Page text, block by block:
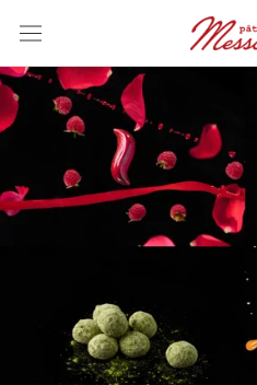
ッ
プ
し
ン